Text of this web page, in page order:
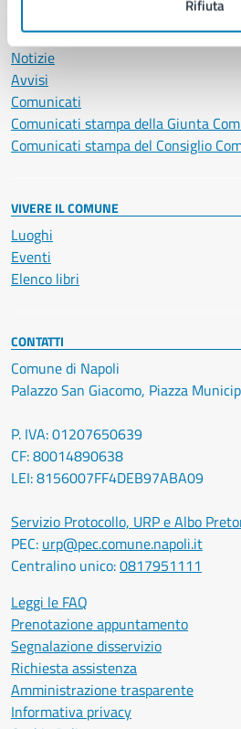
Rifiuta
NOVITÀ
Notizie
Avvisi
Comunicati
Comunicati stampa della Giunta
Comunicati stampa del Consiglio
VIVERE IL COMUNE
Luoghi
Eventi
Elenco libri
CONTATTI
Comune di Napoli
Palazzo San Giacomo, Piazza
P. IVA: 01207650639
CF: 80014890638
LEI: 8156007FF4DEB97ABA09
Servizio Protocollo, URP e Albo
PEC: urp@pec.comune.napoli.it
Centralino unico:0817951111
Leggi le FAQ
Prenotazione appuntamento
Segnalazione disservizio
Richiesta assistenza
Amministrazione trasparente
Informativa privacy